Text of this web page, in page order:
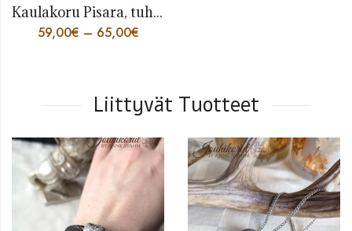
Kaulakoru Pisara, tuhka
59,00€ – 65,00€
Liittyvät Tuotteet